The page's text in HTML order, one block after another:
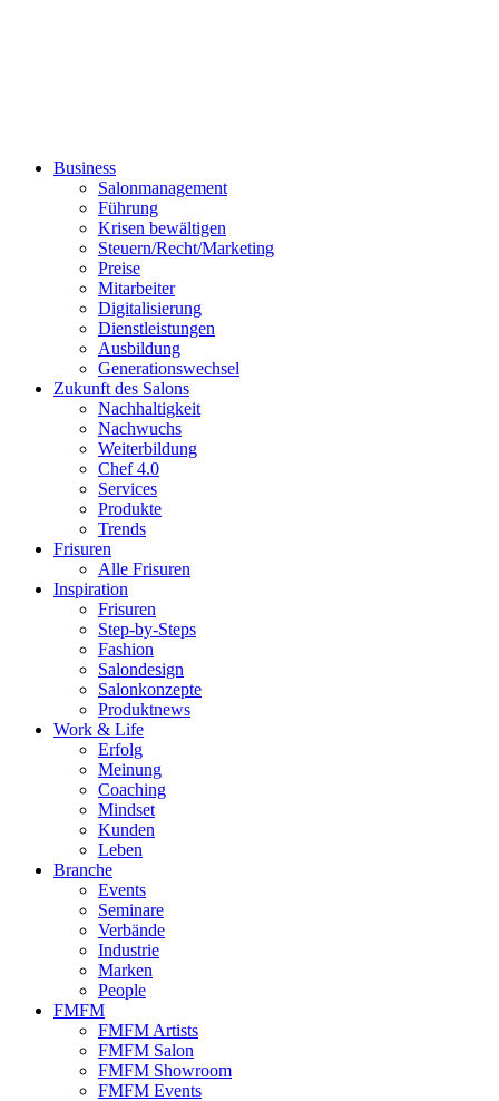
Business
Salonmanagement
Führung
Krisen bewältigen
Steuern/Recht/Marketing
Preise
Mitarbeiter
Digitalisierung
Dienstleistungen
Ausbildung
Generationswechsel
Zukunft des Salons
Nachhaltigkeit
Nachwuchs
Weiterbildung
Chef 4.0
Services
Produkte
Trends
Frisuren
Alle Frisuren
Inspiration
Frisuren
Step-by-Steps
Fashion
Salondesign
Salonkonzepte
Produktnews
Work & Life
Erfolg
Meinung
Coaching
Mindset
Kunden
Leben
Branche
Events
Seminare
Verbände
Industrie
Marken
People
FMFM
FMFM Artists
FMFM Salon
FMFM Showroom
FMFM Events